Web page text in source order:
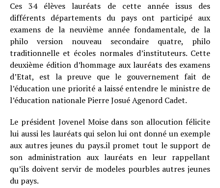
Ces 34 élèves lauréats de cette année issus des
différents départements du pays ont participé aux
examens de la neuvième année fondamentale, de la
philo version nouveau secondaire quatre, philo
traditionnelle et écoles normales d’instituteurs. Cette
deuxième édition d’hommage aux lauréats des examens
d’Etat, est la preuve que le gouvernement fait de
l’éducation une priorité a laissé entendre le ministre de
l’éducation nationale Pierre Josué Agenord Cadet.
Le président Jovenel Moise dans son allocution félicite
lui aussi les lauréats qui selon lui ont donné un exemple
aux autres jeunes du pays.il promet tout le support de
son administration aux lauréats en leur rappellant
qu’ils doivent servir de modeles pourbles autres jeunes
du pays.